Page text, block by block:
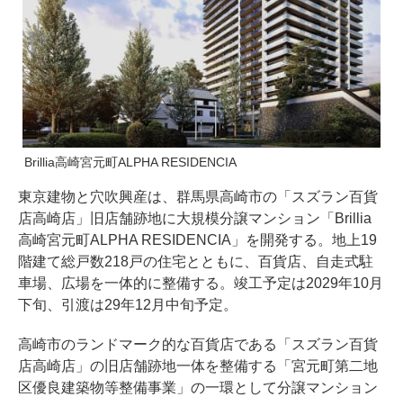
Brillia高崎宮元町ALPHA RESIDENCIA
東京建物と穴吹興産は、群馬県高崎市の「スズラン百貨
店高崎店」旧店舗跡地に大規模分譲マンション「Brillia
高崎宮元町ALPHA RESIDENCIA」を開発する。地上19
階建て総戸数218戸の住宅とともに、百貨店、自走式駐
車場、広場を一体的に整備する。竣工予定は2029年10月
下旬、引渡は29年12月中旬予定。
高崎市のランドマーク的な百貨店である「スズラン百貨
店高崎店」の旧店舗跡地一体を整備する「宮元町第二地
区優良建築物等整備事業」の一環として分譲マンション